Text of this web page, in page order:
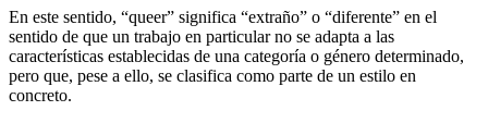
En este sentido, “queer” significa “extraño” o “diferente” en el
sentido de que un trabajo en particular no se adapta a las
características establecidas de una categoría o género determinado,
pero que, pese a ello, se clasifica como parte de un estilo en
concreto.